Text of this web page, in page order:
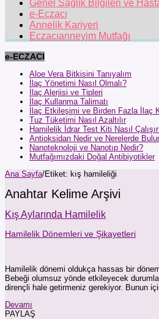
Genel Sağlık Bilgileri ve
e-Eczacı
Annelik Kariyeri
Eczacıanneyim Mutfağı
e-ECZACI
Aloe Vera Bitkisini Tanıyalım
İlaç Yönetimi Nasıl Olmalı?
İlaç Alerjisi ve Tipleri
İlaç Kullanma Talimatı
İlaç Etkileşimi ve Birden Fazla İlaç
Tuz Tüketimi Nasıl Azaltılır
Hamilelik İdrar Test Kiti Nasıl
Antioksidan Nedir ve Nerelerde
Nanoteknoloji ve Nanotıp Nedir?
Mutfağımızdaki Doğal Antibiyotikler
Ana Sayfa/Etiket: kış hamileliği
Anahtar Kelime Arşivi
Kış Aylarında Hamilelik
Hamilelik Dönemleri ve Şikayetleri
Hamilelik dönemi oldukça hassas bir
Bebeği olumsuz yönde etkileyecek
dirençli hale getirmeniz gerekiyor. Bunun
Devamı
PAYLAŞ